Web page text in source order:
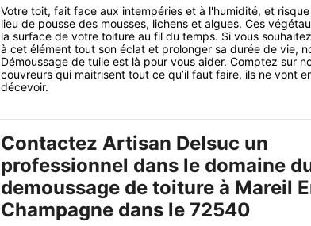
Votre toit, fait face aux intempéries et à l'humidité, et
lieu de pousse des mousses, lichens et algues. Ces
la surface de votre toiture au fil du temps. Si vous
à cet élément tout son éclat et prolonger sa durée de vie,
Démoussage de tuile est là pour vous aider. Comptez sur
couvreurs qui maitrisent tout ce qu’il faut faire, ils ne vont
décevoir.
Contactez Artisan Delsuc un
professionnel dans le domaine
demoussage de toiture à Mareil
Champagne dans le 72540